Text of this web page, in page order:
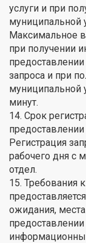
услуги и при
муниципальной
Максимальное
при получении
запроса и при
муниципальной
минут.
14. Срок
Регистрация
рабочего дня с
отдел.
15. Требования
ожидания,